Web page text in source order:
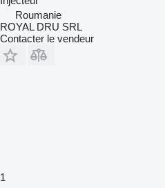
Roumanie
ROYAL DRU SRL
Contacter le vendeur
1